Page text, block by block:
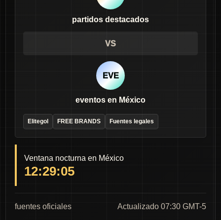
partidos destacados
VS
EVE
eventos en México
Elitegol FREE BRANDS Fuentes legales
Ventana nocturna en México
12:29:04
fuentes oficiales Actualizado 07:30 GMT-5